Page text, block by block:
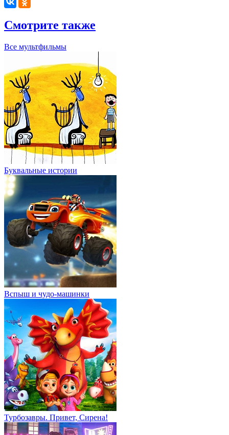
Смотрите также
Все мультфильмы
Буквальные истории
Вспыш и чудо-машинки
Турбозавры. Привет, Сирена!